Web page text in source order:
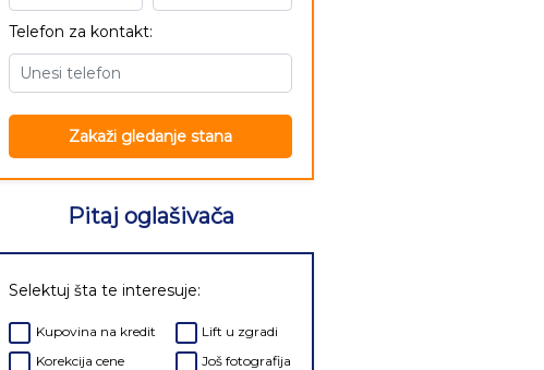
Telefon za kontakt:
Zakaži gledanje stana
Pitaj oglašivača
Selektuj šta te interesuje:
Kupovina na kredit
Korekcija cene
Lift u zgradi
Još fotografija